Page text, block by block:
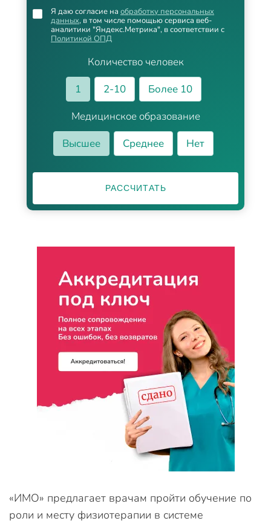
Количество человек
1
2-10
Более 10
Медицинское образование
Высшее
Среднее Нет
Я даю согласие на обработку персональных
данных, в том числе помощью сервиса веб-
аналитики "Яндекс.Метрика", в соответствии с
Политикой ОПД
РАССЧИТАТЬ
«ИМО» предлагает врачам пройти обучение по
роли и месту физиотерапии в системе